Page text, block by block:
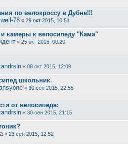
по велокроссу в Дубне!!!
78 « 29 окт 2015, 10:51
камеры к велосипеду "Кама"
« 25 окт 2015, 00:20
« 08 окт 2015, 12:09
школьник.
« 30 сен 2015, 22:55
от велосипеда:
« 30 сен 2015, 21:15
« 23 сен 2015, 12:52